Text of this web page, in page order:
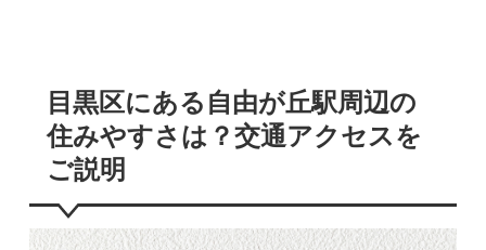
目黒区にある自由が丘駅周辺の
住みやすさは？交通アクセスを
ご説明